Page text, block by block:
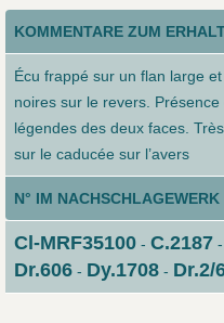
KOMMENTARE ZUM
Écu frappé sur un flan large
noires sur le revers.
légendes des deux faces.
sur le caducée sur l’avers
N° IM NACHSCHLAGEWERK
Cl-MRF35100- C.2187-
Dr.606- Dy.1708- Dr.2/